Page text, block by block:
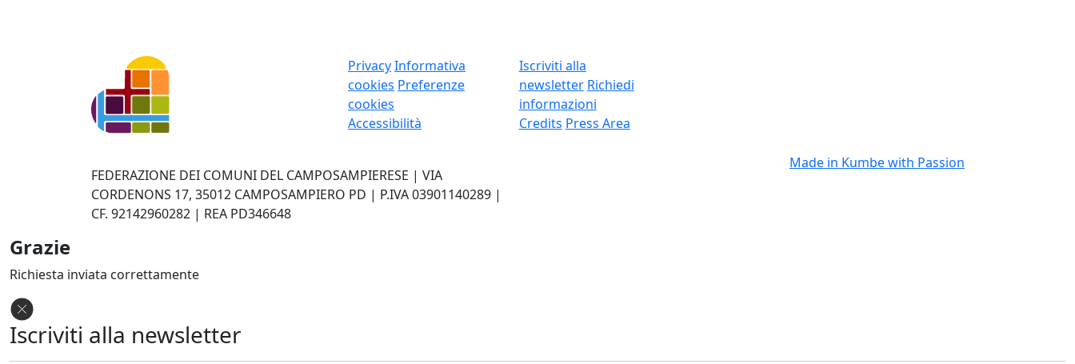
PrivacyInformativa
cookies Preferenze
cookies
Accessibilità
Iscriviti alla
newsletter Richiedi
informazioni
Credits Press Area
FEDERAZIONE DEI COMUNI DEL CAMPOSAMPIERESE | VIA
CORDENONS 17, 35012 CAMPOSAMPIERO PD | P.IVA 03901140289 |
CF. 92142960282 | REA PD346648
Made in Kumbewith Passion
Grazie
Richiesta inviata correttamente
Iscriviti alla newsletter